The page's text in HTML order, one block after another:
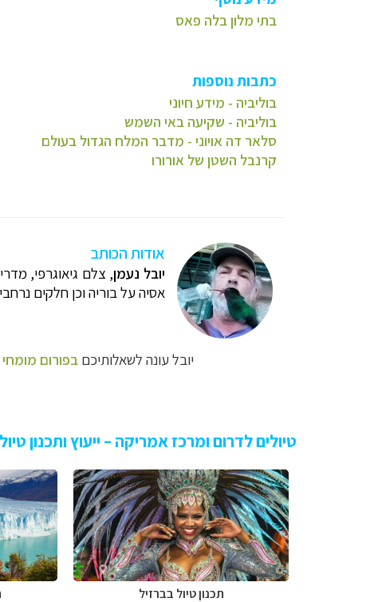
בתי מלון בלה פאס
כתבות נוספות
בוליביה - מידע חיוני
בוליביה - שקיעה באי השמש
סלאר דה אויוני - מדבר המלח הגדול בעולם
קרנבל השטן של אורורו
אודות הכותב
יובל נעמן, צלם גיאוגרפי,
אסיה על בוריה וכן חלקים
יובל עונה לשאלותיכם בפורום מומחי
טיולים לדרום ומרכז אמריקה – ייעוץ ותכנון
תכנון טיול בברזיל